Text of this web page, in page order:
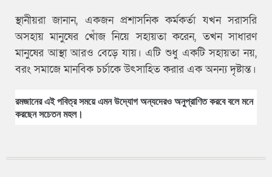
স্থানীয়রা জানান, একজন প্রশাসনিক কর্মকর্তা যখন সরাসরি
অসহায় মানুষের খোঁজ নিয়ে সহায়তা করেন, তখন সাধারণ
মানুষের আস্থা আরও বেড়ে যায়। এটি শুধু একটি সহায়তা নয়,
বরং সমাজে মানবিক চর্চাকে উৎসাহিত করার এক অনন্য দৃষ্টান্ত।
রমজানের এই পবিত্র সময়ে এমন উদ্যোগ অন্যদেরও অনুপ্রাণিত করবে বলে মনে
করছেন সচেতন মহল।